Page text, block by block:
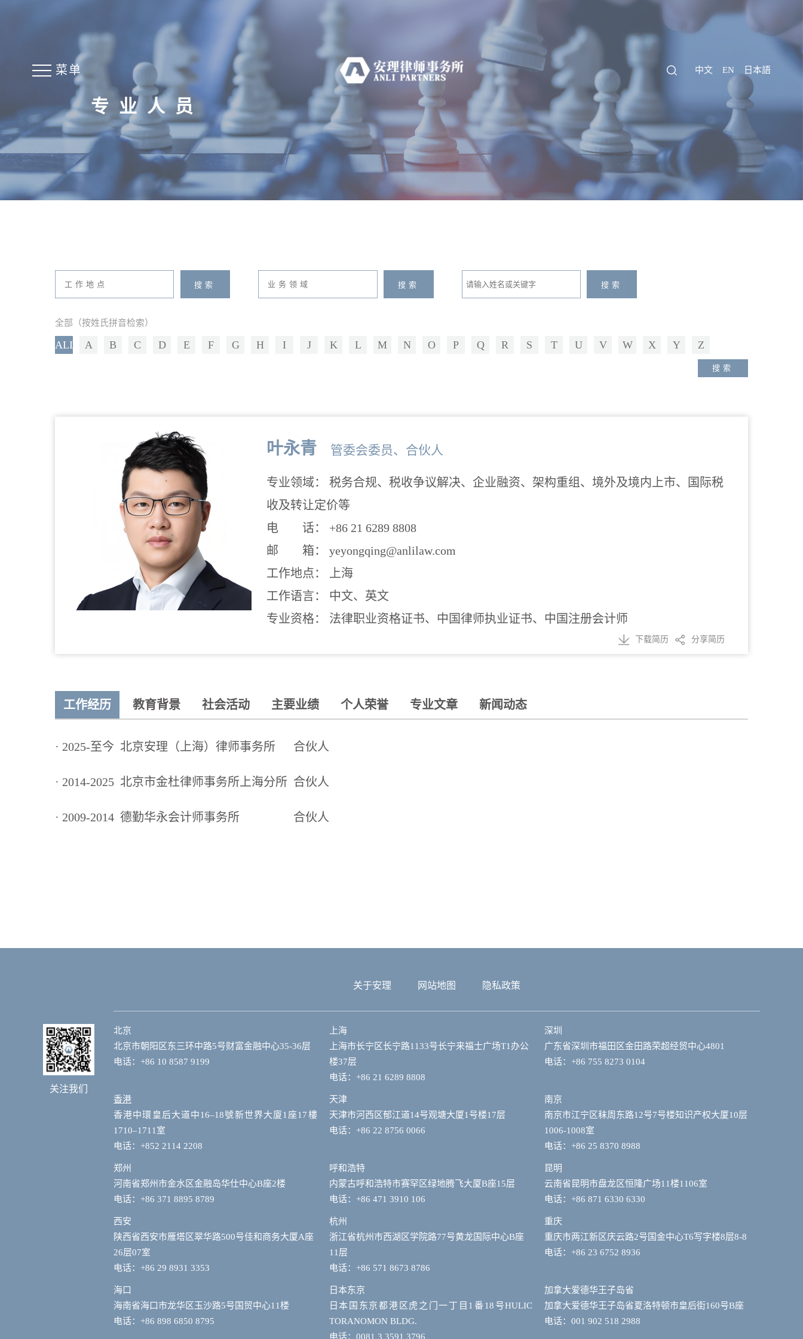
菜单 中文 EN 日本語
专业人员
全部（按姓氏拼音检索）
ALL A B C D E F G H I J K L M N O P Q R S T U V W X Y Z
叶永青 管委会委员、合伙人
专业领域： 税务合规、税收争议解决、企业融资、架构重组、境外及境内上市、国际税
收及转让定价等
电 话： +86 21 6289 8808
邮 箱： yeyongqing@anlilaw.com
工作地点： 上海
工作语言： 中文、英文
专业资格： 法律职业资格证书、中国律师执业证书、中国注册会计师
下载简历 分享简历
工作经历 教育背景 社会活动 主要业绩 个人荣誉 专业文章 新闻动态
· 2025-至今 北京安理（上海）律师事务所 合伙人
· 2014-2025 北京市金杜律师事务所上海分所 合伙人
· 2009-2014 德勤华永会计师事务所 合伙人
关于安理 网站地图 隐私政策
北京
北京市朝阳区东三环中路5号财富金融中心35-36层
电话：+86 10 8587 9199
上海
上海市长宁区长宁路1133号长宁来福士广场T1办公
楼37层
电话：+86 21 6289 8808
深圳
广东省深圳市福田区金田路荣超经贸中心4801
电话：+86 755 8273 0104
香港
香港中環皇后大道中16–18號新世界大廈1座17樓
1710–1711室
电话：+852 2114 2208
天津
天津市河西区郁江道14号观塘大厦1号楼17层
电话：+86 22 8756 0066
南京
南京市江宁区秣周东路12号7号楼知识产权大厦10层
1006-1008室
电话：+86 25 8370 8988
郑州
河南省郑州市金水区金融岛华仕中心B座2楼
电话：+86 371 8895 8789
呼和浩特
内蒙古呼和浩特市赛罕区绿地腾飞大厦B座15层
电话：+86 471 3910 106
昆明
云南省昆明市盘龙区恒隆广场11楼1106室
电话：+86 871 6330 6330
西安
陕西省西安市雁塔区翠华路500号佳和商务大厦A座
26层07室
电话：+86 29 8931 3353
杭州
浙江省杭州市西湖区学院路77号黄龙国际中心B座
11层
电话：+86 571 8673 8786
重庆
重庆市两江新区庆云路2号国金中心T6写字楼8层8-8
电话：+86 23 6752 8936
海口
海南省海口市龙华区玉沙路5号国贸中心11楼
电话：+86 898 6850 8795
日本东京
日本国东京都港区虎之门一丁目1番18号HULIC
TORANOMON BLDG.
电话：0081 3 3591 3796
加拿大爱德华王子岛省
加拿大爱德华王子岛省夏洛特顿市皇后街160号B座
电话：001 902 518 2988
关注我们